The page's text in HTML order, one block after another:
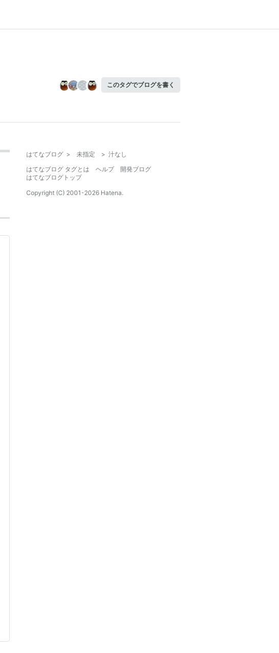
このタグでブログを書く
はてなブログ > 未指定 > 汁なし
はてなブログ タグとは
ヘルプ
開発ブログ
はてなブログトップ
Copyright (C) 2001-2026 Hatena.